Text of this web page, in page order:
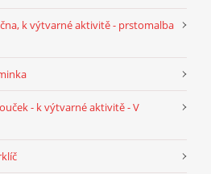
k výtvarné aktivitě - prstomalba
- k výtvarné aktivitě - V